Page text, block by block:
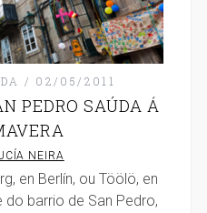
02/05/2011
PEDRO SAÚDA Á
NEIRA
en Berlín, ou Töölö, en
do barrio de San Pedro,